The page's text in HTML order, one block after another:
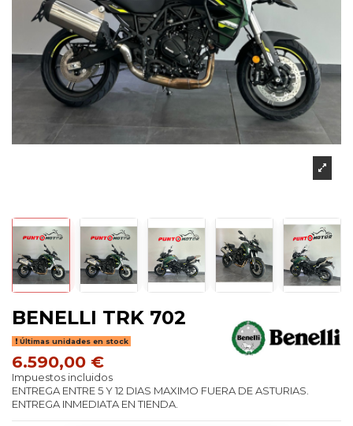
BENELLI TRK 702
Últimas unidades en stock
6.590,00 €
Impuestos incluidos
ENTREGA ENTRE 5 Y 12 DIAS MAXIMO FUERA DE ASTURIAS.
ENTREGA INMEDIATA EN TIENDA.